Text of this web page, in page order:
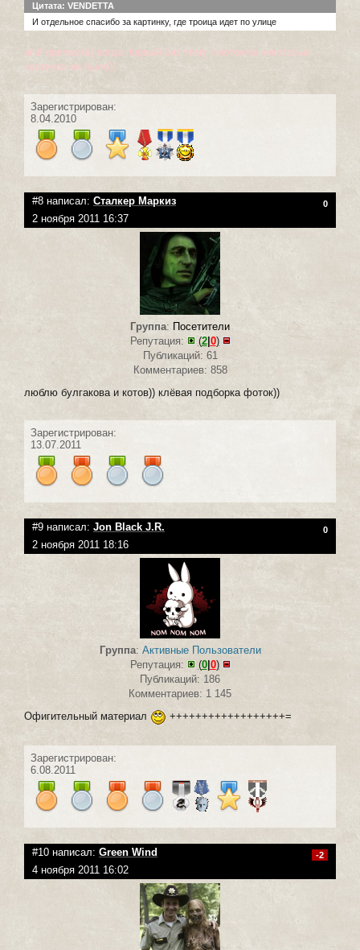
Цитата: VENDETTA
И отдельное спасибо за картинку, где троица идет по улице
ага! прелесть) когда первый раз тему смотрела некоторых
картинок не было)(
Зарегистрирован:
8.04.2010
#8 написал: Сталкер Маркиз 0
2 ноября 2011 16:37
Группа: Посетители
Репутация:
(2| 0)
Публикаций: 61
Комментариев: 858
люблю булгакова и котов)) клёвая подборка фоток))
Зарегистрирован:
13.07.2011
#9 написал: Jon Black J.R. 0
2 ноября 2011 18:16
Группа: Активные Пользователи
Репутация:
(0| 0)
Публикаций: 186
Комментариев: 1 145
Офигительный материал
++++++++++++++++++=
Зарегистрирован:
6.08.2011
#10 написал: Green Wind -2
4 ноября 2011 16:02